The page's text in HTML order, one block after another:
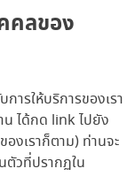
คลของ
ารให้บริการของเรา
น ได้กด link ไปยัง
งเราก็ตาม) ท่านจะ
ตัวที่ปรากฏใน